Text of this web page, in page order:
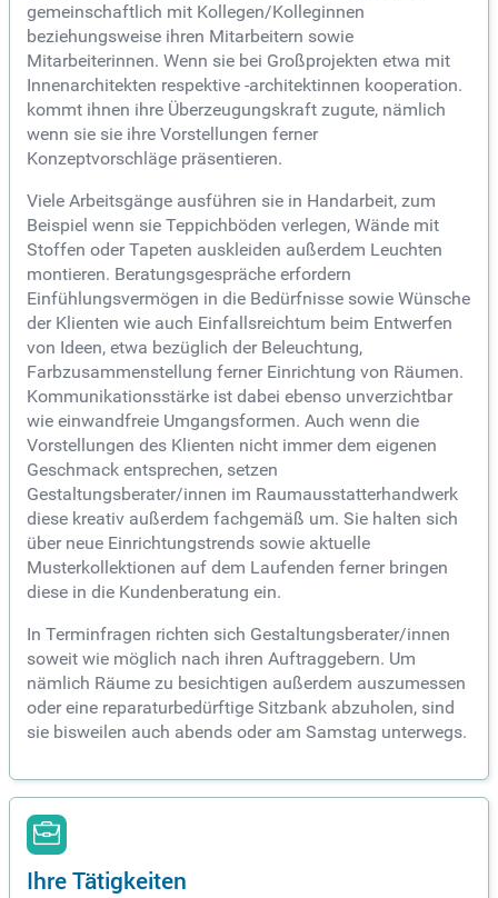
gemeinschaftlich mit Kollegen/Kolleginnen
beziehungsweise ihren Mitarbeitern sowie
Mitarbeiterinnen. Wenn sie bei Großprojekten etwa mit
Innenarchitekten respektive -architektinnen kooperation.
kommt ihnen ihre Überzeugungskraft zugute, nämlich
wenn sie sie ihre Vorstellungen ferner
Konzeptvorschläge präsentieren.
Viele Arbeitsgänge ausführen sie in Handarbeit, zum
Beispiel wenn sie Teppichböden verlegen, Wände mit
Stoffen oder Tapeten auskleiden außerdem Leuchten
montieren. Beratungsgespräche erfordern
Einfühlungsvermögen in die Bedürfnisse sowie Wünsche
der Klienten wie auch Einfallsreichtum beim Entwerfen
von Ideen, etwa bezüglich der Beleuchtung,
Farbzusammenstellung ferner Einrichtung von Räumen.
Kommunikationsstärke ist dabei ebenso unverzichtbar
wie einwandfreie Umgangsformen. Auch wenn die
Vorstellungen des Klienten nicht immer dem eigenen
Geschmack entsprechen, setzen
Gestaltungsberater/innen im Raumausstatterhandwerk
diese kreativ außerdem fachgemäß um. Sie halten sich
über neue Einrichtungstrends sowie aktuelle
Musterkollektionen auf dem Laufenden ferner bringen
diese in die Kundenberatung ein.
In Terminfragen richten sich Gestaltungsberater/innen
soweit wie möglich nach ihren Auftraggebern. Um
nämlich Räume zu besichtigen außerdem auszumessen
oder eine reparaturbedürftige Sitzbank abzuholen, sind
sie bisweilen auch abends oder am Samstag unterwegs.
Ihre Tätigkeiten